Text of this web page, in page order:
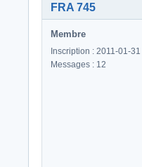
FRA 745
Membre
Inscription : 2011-01-31
Messages : 12